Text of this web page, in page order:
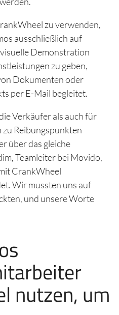
zu verwenden,
ausschließlich auf
Demonstration
zu geben,
Dokumenten oder
per E-Mail begleitet.
Verkäufer als auch für
Reibungspunkten
über das gleiche
Teamleiter bei Movido,
CrankWheel
Wir mussten uns auf
und unsere Worte
nutzen, um